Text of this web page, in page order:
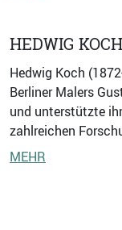
HEDWIG KOCH
Hedwig Koch
Berliner Malers
und unterstützte
zahlreichen
MEHR